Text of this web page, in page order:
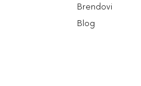
Brendovi
Blog